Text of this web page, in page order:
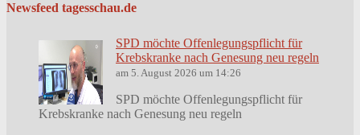
Newsfeed tagesschau.de
SPD möchte Offenlegungspflicht für
Krebskranke nach Genesung neu regeln
am 5. August 2026 um 14:26
SPD möchte Offenlegungspflicht für
Krebskranke nach Genesung neu regeln